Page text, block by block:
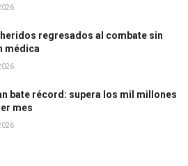
regresados al combate sin
médica
bate récord: supera los mil millones
mes